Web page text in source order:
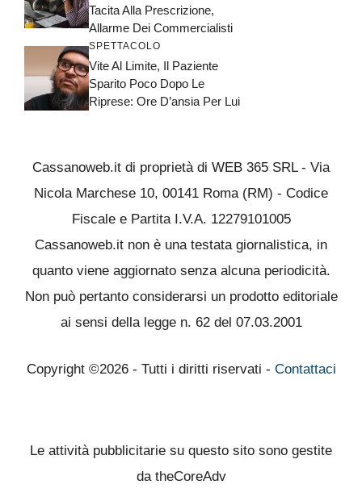
Tacita Alla Prescrizione,
Allarme Dei Commercialisti
SPETTACOLO
Vite Al Limite, Il Paziente
Sparito Poco Dopo Le
Riprese: Ore D’ansia Per Lui
Cassanoweb.it di proprietà di WEB 365 SRL - Via
Nicola Marchese 10, 00141 Roma (RM) - Codice
Fiscale e Partita I.V.A. 12279101005
Cassanoweb.it non è una testata giornalistica, in
quanto viene aggiornato senza alcuna periodicità.
Non può pertanto considerarsi un prodotto editoriale
ai sensi della legge n. 62 del 07.03.2001
Copyright ©2026 - Tutti i diritti riservati - Contattaci
Le attività pubblicitarie su questo sito sono gestite
da theCoreAdv